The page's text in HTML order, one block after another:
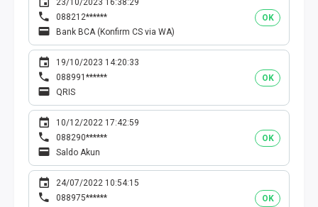
OK
23/10/2023 16:38:29
088212******
Bank BCA (Konfirm CS via WA)
OK
19/10/2023 14:20:33
088991******
QRIS
OK
10/12/2022 17:42:59
088290******
Saldo Akun
OK
24/07/2022 10:54:15
088975******